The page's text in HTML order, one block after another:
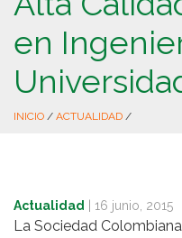
en
INICIO / ACTUALIDAD /
Actualidad 16 junio, 2015
La Sociedad